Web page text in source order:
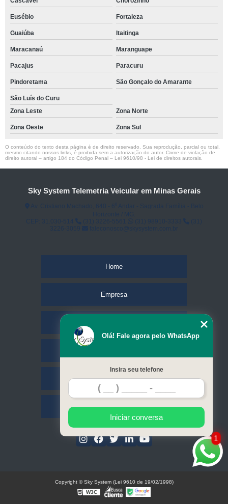
Eusébio Fortaleza
Guaiúba Itaitinga
Maracanaú Maranguape
Pacajus Paracuru
Pindoretama São Gonçalo do Amarante
São Luís do Curu
Zona Leste
Zona Norte
Zona Oeste Zona Sul
O conteúdo do texto desta página é de direito reservado. Sua reprodução, parcial ou total,
mesmo citando nossos links, é proibida sem a autorização do autor. Crime de violação de
direito autoral – artigo 184 do Código Penal – Lei 9610/98 - Lei de direitos autorais
Sky System Telemetria Veicular em Minas Gerais
Home
Empresa
Contato
Mapa do site
1
Olá! Fale agora pelo WhatsApp
Insira seu telefone
Iniciar conversa
Copyright © Sky System (Lei 9610 de 19/02/1998)
W3C